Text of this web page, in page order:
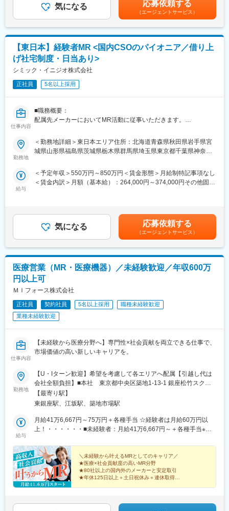
《職種に関して》
■MRとは主に医師や薬剤師等へ、担当製品の情報提供を行いま
す。担当施設の患者様に応じた情報提供や、担当製品の処方後の
情報収集を行います。
変更の範囲：会社の定める業務
注意点）／品質に問題はないか」をわかりやすく伝えます
また、現場で使われた際の声を聞き取り製薬会社へ届け、より良
い薬づくりにも貢献します
自分が関わった薬が患者様の治療につながり、感謝されるやりが
いのある仕事です
＼＼求人のポイント／／
◎未経験から医療業界へ｜大手製薬会社のプロジェクトで働ける
◎3ヶ月研修＋OJTでゼロから育成｜専門性の高いキャリア形成
員など）が活躍中
▽約3ヶ月の研修（医療知識・業務理解）
▽現場配属（4ヶ月目～）※マネージャーなど周囲のサポートを受
へのキャリアアップ＆キャリアチェンジの可能性アリ）
・全員未経験入社！同期とスタートできる環境
・配属後もマネージャーや先輩MRが成長をサポート
■手厚い福利厚生
・外勤手当（1日1,500円）
・社宅制度（家賃60％会社負担）※条件あり
・転勤時の引越し費用負担
・単身赴任手当／帰省補助
研修終了後は各製薬メーカーのプロジェクトに配属される『コン
クラクトMR』。配属期間は平均2～3年程。
■豊富なキャリアパス
ネジメント・人材育成など多様なキャリアパスが可能。実際に社
内でキャリアチェンジして活躍している社員も多数います。
変更の範囲：会社の定める業務
全国勤務が可能な方は、50万円の一時金を支給(3ヶ月の試用期間
後の翌月給与で支給)賃金はあくまでも目安の金額であり、選考を
通じて上下する可能性があります。月給(月額)は固定手当を含めた
表記です。
気になる 応募依頼する
（エージェントサービス）
【東日本】経験者MR <国内CSOのパイオニア／借り上
げ社宅制度・日当あり>
シミック・イニジオ株式会社
正社員 5名以上採用
仕事内容
■職務概要：
配属先メーカーにおいてMR活動に従事いただきます。
■新薬プロジェクト95％超／常時60以上のプロジェクトが稼働
プロジェクトの数やバリエーションはキャリア形成に直結するた
業規模、製品領域などのバランスを考慮しながら、常時60以上の
プロジェクトが稼働しています。
■年齢も経験も多様な人財が活躍
シミック・イニジオはほぼ全員が中途採用です。それぞれ異なる
バックグラウンドを持ち、その経験を活かして活動しています。
社員の年齢分布も幅広く、20代～60代まで在籍しています。社員
の経験の多様性は、変革期にある製薬業界にあって、私たちの事
業を支える重要な要素です。
■人財育成への積極投資
シミック・イニジオにとってサービス品質の源泉となるのは人財
です。
そのため人財育成・能力開発は重要施策と位置づけ、積極的な投
でなく、変化する時代に対応するビジネススキル習得も含め階層
ごとにプログラムを展開し、会社全体の価値を高める取り組みを
■家族も安心な手厚い福利厚生
社員がワークライフバランスをとりながらパフォーマンスを発揮
できる制度があります。社員と社員のご家族が安心し、仕事もプ
ライベートも充実して活躍できるよう、福利厚生制度を整備して
特に転勤を伴うことのあるMR職については、CSO業界トップク
ラスの借り上げ社宅制度や単身赴任のサポート制度を導入し、そ
■社内認定資格制度
製薬企業での開発パイプラインの変化にともない、当社において
はオンコロジーをはじめスペシャリティ領域のプロジェクトが増
加しています。またスペシャリティ領域については社員の関心も
認定資格制度を設けています。現在はオンコロジー分野で「血液
勤務地
＜勤務地詳細＞東日本エリア住所：北海道青森県秋田県岩手県宮
城県山形県福島県茨城県栃木県群馬県埼玉県東京都千葉県神奈川
全面禁煙
給与
＜予定年収＞550万円～850万円＜賃金形態＞月給制特記事項なし
＜賃金内訳＞月額（基本給）：264,000円～374,000円その他固定
を全額支給 ■賞与年2回（昨年度実績4.2ヶ月）、報酬改定年1回■
全国勤務が可能な方は、初回給与時に30万円の一時金を支給賃金
はあくまでも目安の金額であり、選考を通じて上下する可能性が
あります。月給(月額)は固定手当を含めた表記です。
気になる 応募依頼する
（エージェントサービス）
医療営業（MR・医療機器）／未経験歓迎／年収600万
円以上可
ＭＩフォース株式会社
正社員 契約社員 5名以上採用
職種未経験歓迎
業種未経験歓迎
仕事内容
【未経験から医療分野へ】専門性×社会貢献を両立できる仕事で、
市場価値の高い新しいキャリアを。
勤務地
【U・Iターン歓迎】希望を考慮して各エリアへ配属【引越し代は
会社全額負担】■本社 東京都中央区築地1-13-1 銀座松竹スクエ
ア9F■勤務エリア：（1）北海道：北海道（2）東北：青森・秋
田・岩手・山形・宮城・福島（3）関東：東京・神奈川・千葉・埼
海：愛知・岐阜・三重・静岡（6）北陸：富山・石川・福井（7）
近畿：大阪・京都・滋賀・奈良・和歌山・兵庫（8）中国：岡山・
（10）九州：福岡・大分・宮崎・鹿児島・熊本・佐賀・長崎・沖
縄※勤務地限定～全国転勤（規定あり）の選択可能※配属エリアは
希望を考慮して決定いたします。希望範囲外への転勤はありませ
ん。※変更の範囲：会社の定める事業所（リモートワーク含む）
【最寄り駅】
東銀座駅、江坂駅、築地市場駅
給与
月給41万6,667円～75万円＋各種手当 ☆経験者は月給60万円以
上！・・・・・・■未経験者：月給41万6,667円～＋各種手当※上
過分は別途全額支給いたします。◎手当を含めれば初年度から年
収600万円以上も可能！・・・・・・■経験者：月給60万円～75万
円＋各種手当※上記には固定残業代（11万760円～／30時間分）を
含みます。※超過分は別途全額支給いたします。＜年収例＞◎初年
度年収は700万円以上！◎最大年収900万円以上も目指せる
万円／42歳（入社4年） 920万円／45歳（入社6年） ※諸手当含む
＼未経験から叶えるMRとしてのキャリア／
★医療×社会貢献度の高いMR分野
★80社以上の国内外のメーカーと安定取引
★年休125日以上＋土日祝休み＋連休取得OK